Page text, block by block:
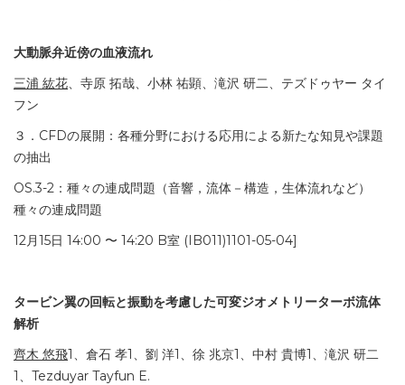
大動脈弁近傍の血液流れ
三浦 紘花、寺原 拓哉、小林 祐顕、滝沢 研二、テズドゥヤー タイ
フン
３．CFDの展開：各種分野における応用による新たな知見や課題
の抽出
OS.3-2：種々の連成問題（音響，流体－構造，生体流れなど）
種々の連成問題
12月15日 14:00 〜 14:20 B室 (IB011)1101-05-04]
タービン翼の回転と振動を考慮した可変ジオメトリーターボ流体
解析
齊木 悠飛1、倉石 孝1、劉 洋1、徐 兆京1、中村 貴博1、滝沢 研二
1、Tezduyar Tayfun E.